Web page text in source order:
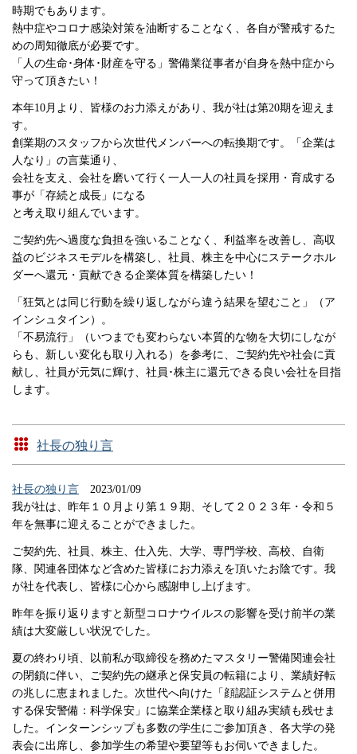
時期でもあります。
熱中症やコロナ感染対策を油断することなく、各自が警戒するた
めの周知徹底が必要です。
「人の生命･身体･財産を守る」警備業従事者が自身を熱中症から
守って頂きたい！
本年10月より、皆様のお力添えがあり、我が社は第20期を迎えま
す。
創業期のスタッフから次世代メンバーへの転換期です。「企業は
人なり」の言葉通り、
会社を支え、会社を磨いて行く一人一人の社員を採用・育成する
事が「存続と成長」になる
と考え取り組んでいます。
ご契約先へ過度な負担を強いることなく、利益率を改善し、高収
益のビジネスモデルを構築し、社員、株主を中心にステークホル
ダーへ還元・貢献できる企業体質を構築したい！
「狂気とは同じ行動を繰り返しながら違う結果を望むこと」（ア
インシュタイン）。
「不易流行」（いつまでも変わらない本質的な物を大切にしなが
らも、新しい変化も取り入れる）を参考に、ご契約先や社会に貢
献し、社員が元気に輝け、社員･株主に還元できる良い会社を目指
します。
社長の独り言
社長の独り言 2023/01/09
我が社は、昨年１０月より第１９期、そして２０２３年・令和５
年を無事に迎えることができました。
ご契約先、社員、株主、仕入先、大学、専門学校、高校、自衛
隊、関連各団体など含めた皆様にお力添えを頂いたお陰です。我
が社を代表し、皆様に心から感謝申し上げます。
昨年を振り返りますと新型コロナウイルスの影響を受け前半の業
績は大変厳しい状況でした。
夏の終わり頃、以前私が取締役を務めたマスタリー警備関連会社
の閉鎖に伴い、ご契約先の継承と保安員の転籍により、業績好転
の兆しに恵まれました。次世代へ向けた「顔認証システムと併用
する保安警備：科学保安」に協業企業様と取り組み実績も残せま
した。インターンシップも多数の学生にご参加頂き、各大学の発
表会に出席し、参加学生の希望や要望等もお伺いできました。